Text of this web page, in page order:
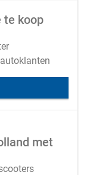
te koop
met